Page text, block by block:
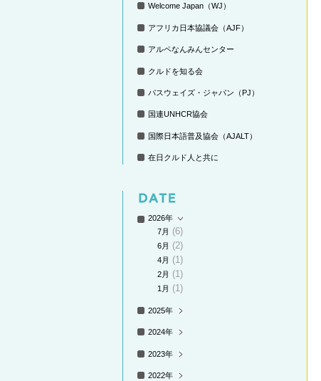
Welcome Japan（WJ）
アフリカ日本協議会（AJF）
アルペなんみんセンター
クルドを知る会
パスウェイズ・ジャパン（PJ）
国連UNHCR協会
国際日本語普及協会（AJALT）
在日クルド人と共に
2026年
7月
(6)
6月 (2)
4月 (1)
2月 (1)
1月 (1)
2025年
2024年
2023年
2022年